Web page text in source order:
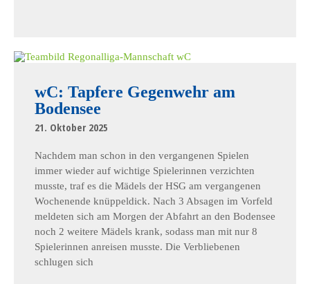
wC: Tapfere Gegenwehr am
Bodensee
21. Oktober 2025
Nachdem man schon in den vergangenen Spielen
immer wieder auf wichtige Spielerinnen verzichten
musste, traf es die Mädels der HSG am vergangenen
Wochenende knüppeldick. Nach 3 Absagen im Vorfeld
meldeten sich am Morgen der Abfahrt an den Bodensee
noch 2 weitere Mädels krank, sodass man mit nur 8
Spielerinnen anreisen musste. Die Verbliebenen
schlugen sich